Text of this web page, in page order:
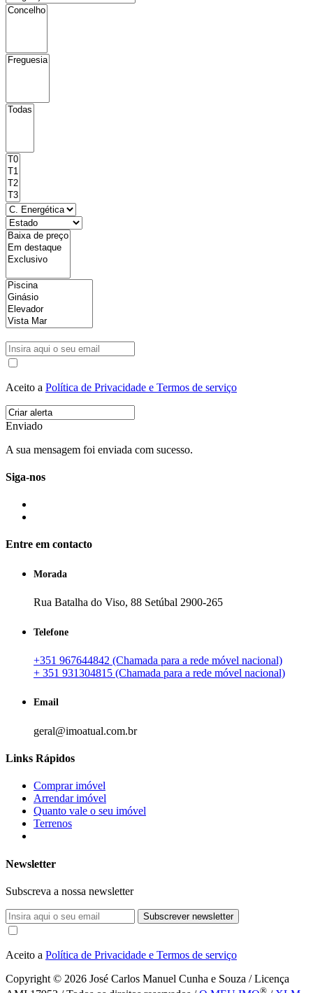
Aceito a Política de Privacidade e Termos de serviço
Enviado
A sua mensagem foi enviada com sucesso.
Siga-nos
Entre em contacto
Morada
Rua Batalha do Viso, 88 Setúbal 2900-265
Telefone
+351 967644842 (Chamada para a rede móvel nacional)
+ 351 931304815 (Chamada para a rede móvel nacional)
Email
geral@imoatual.com.br
Links Rápidos
Comprar imóvel
Arrendar imóvel
Quanto vale o seu imóvel
Terrenos
Newsletter
Subscreva a nossa newsletter
Subscrever newsletter
Aceito a Política de Privacidade e Termos de serviço
Copyright © 2026 José Carlos Manuel Cunha e Souza / Licença
®